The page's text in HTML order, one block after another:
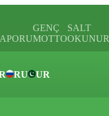
GENÇ
MOTTO
SALT
OKUNUR
RU UR